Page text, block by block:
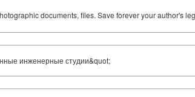
documents, files. Save forever your author's
инженерные студии&quot;